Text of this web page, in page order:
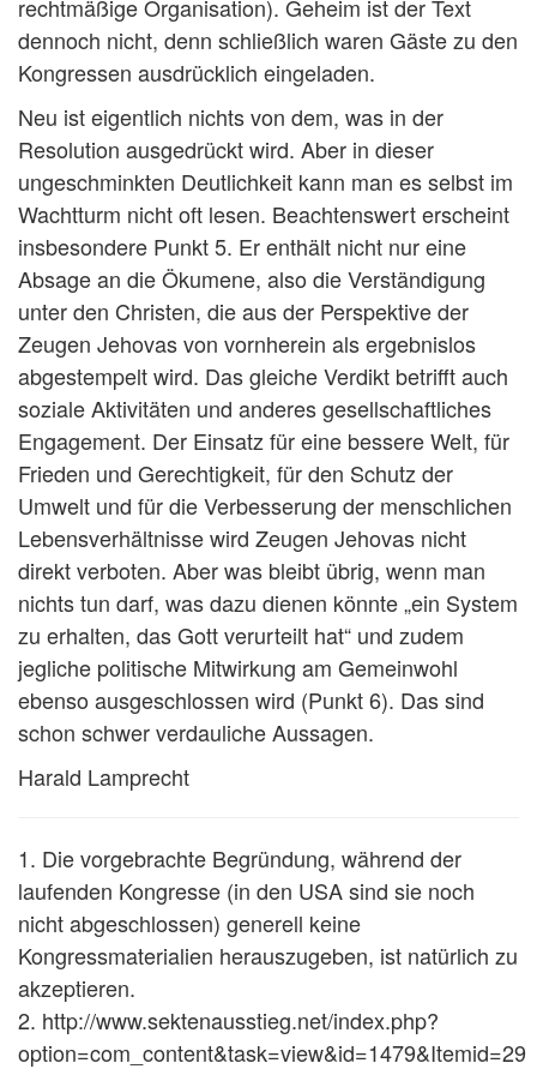
rechtmäßige Organisation). Geheim ist der Text
dennoch nicht, denn schließlich waren Gäste zu den
Kongressen ausdrücklich eingeladen.
Neu ist eigentlich nichts von dem, was in der
Resolution ausgedrückt wird. Aber in dieser
ungeschminkten Deutlichkeit kann man es selbst im
Wachtturm nicht oft lesen. Beachtenswert erscheint
insbesondere Punkt 5. Er enthält nicht nur eine
Absage an die Ökumene, also die Verständigung
unter den Christen, die aus der Perspektive der
Zeugen Jehovas von vornherein als ergebnislos
abgestempelt wird. Das gleiche Verdikt betrifft auch
soziale Aktivitäten und anderes gesellschaftliches
Engagement. Der Einsatz für eine bessere Welt, für
Frieden und Gerechtigkeit, für den Schutz der
Umwelt und für die Verbesserung der menschlichen
Lebensverhältnisse wird Zeugen Jehovas nicht
direkt verboten. Aber was bleibt übrig, wenn man
nichts tun darf, was dazu dienen könnte „ein System
zu erhalten, das Gott verurteilt hat“ und zudem
jegliche politische Mitwirkung am Gemeinwohl
ebenso ausgeschlossen wird (Punkt 6). Das sind
schon schwer verdauliche Aussagen.
Harald Lamprecht
1. Die vorgebrachte Begründung, während der
laufenden Kongresse (in den USA sind sie noch
nicht abgeschlossen) generell keine
Kongressmaterialien herauszugeben, ist natürlich zu
akzeptieren.
2. http://www.sektenausstieg.net/index.php?
option=com_content&task=view&id=1479&Itemid=29